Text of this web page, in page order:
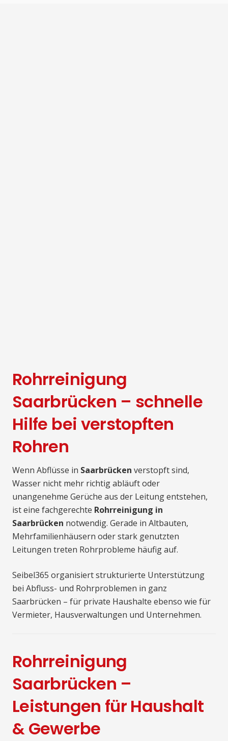
Rohrreinigung
Saarbrücken – schnelle
Hilfe bei verstopften
Rohren
Wenn Abflüsse in Saarbrücken verstopft sind,
Wasser nicht mehr richtig abläuft oder
unangenehme Gerüche aus der Leitung entstehen,
ist eine fachgerechte Rohrreinigung in
Saarbrücken notwendig. Gerade in Altbauten,
Mehrfamilienhäusern oder stark genutzten
Leitungen treten Rohrprobleme häufig auf.
Seibel365 organisiert strukturierte Unterstützung
bei Abfluss- und Rohrproblemen in ganz
Saarbrücken – für private Haushalte ebenso wie für
Vermieter, Hausverwaltungen und Unternehmen.
Rohrreinigung
Saarbrücken –
Leistungen für Haushalt
& Gewerbe